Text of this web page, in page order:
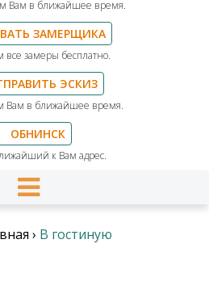
Вам в ближайшее время.
ЗАМЕРЩИКА
все замеры бесплатно.
ЭСКИЗ
Вам в ближайшее время.
ОБНИНСК
к Вам адрес.
› В гостиную